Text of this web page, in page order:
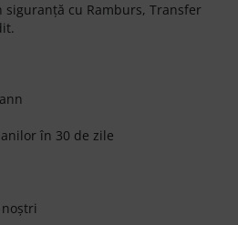
siguranță cu Ramburs, Transfer
în 30 de zile